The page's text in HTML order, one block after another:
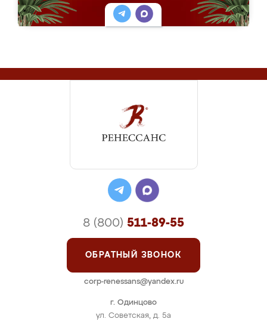
г. Одинцово
ул. Советская, д. 5а
8 (800) 511-89-55
ОБРАТНЫЙ ЗВОНОК
corp-renessans@yandex.ru